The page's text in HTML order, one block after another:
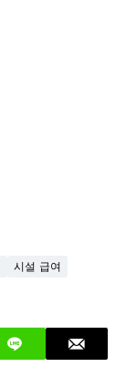
시설 급여